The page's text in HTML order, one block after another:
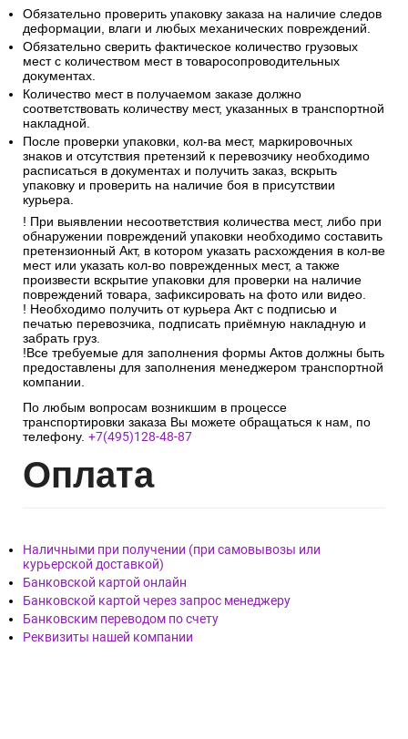
Обязательно проверить упаковку заказа на наличие следов
деформации, влаги и любых механических повреждений.
Обязательно сверить фактическое количество грузовых
мест с количеством мест в товаросопроводительных
документах.
Количество мест в получаемом заказе должно
соответствовать количеству мест, указанных в транспортной
накладной.
После проверки упаковки, кол-ва мест, маркировочных
знаков и отсутствия претензий к перевозчику необходимо
расписаться в документах и получить заказ, вскрыть
упаковку и проверить на наличие боя в присутствии
курьера.
! При выявлении несоответствия количества мест, либо при
обнаружении повреждений упаковки необходимо составить
претензионный Акт, в котором указать расхождения в кол-ве
мест или указать кол-во поврежденных мест, а также
произвести вскрытие упаковки для проверки на наличие
повреждений товара, зафиксировать на фото или видео.
! Необходимо получить от курьера Акт с подписью и
печатью перевозчика, подписать приёмную накладную и
забрать груз.
!Все требуемые для заполнения формы Актов должны быть
предоставлены для заполнения менеджером транспортной
компании.
По любым вопросам возникшим в процессе
транспортировки заказа Вы можете обращаться к нам, по
телефону. +7(495)128-48-87
Оплата
Наличными при получении (при самовывозы или
курьерской доставкой)
Банковской картой онлайн
Банковской картой через запрос менеджеру
Банковским переводом по счету
Реквизиты нашей компании